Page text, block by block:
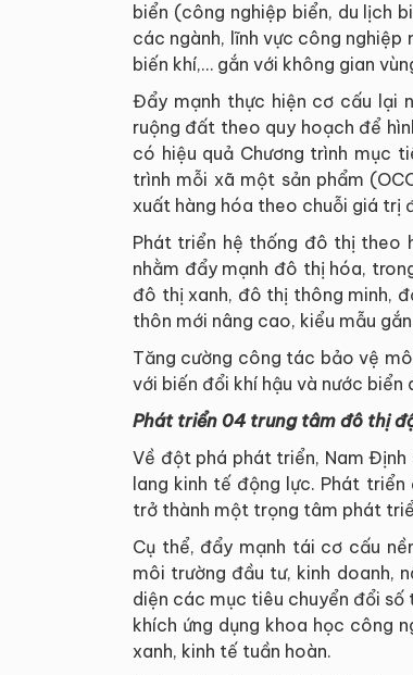
biển (công nghiệp biển, du lịch
các ngành, lĩnh vực công nghiệp
biến khí,… gắn với không gian
Đẩy mạnh thực hiện cơ cấu lại
ruộng đất theo quy hoạch để
có hiệu quả Chương trình mục
trình mỗi xã một sản phẩm
xuất hàng hóa theo chuỗi giá trị
Phát triển hệ thống đô thị theo
nhằm đẩy mạnh đô thị hóa,
đô thị xanh, đô thị thông minh,
thôn mới nâng cao, kiểu mẫu
Tăng cường công tác bảo vệ
với biến đổi khí hậu và nước biển
Phát triển 04 trung tâm đô thị
Về đột phá phát triển, Nam
lang kinh tế động lực. Phát
trở thành một trọng tâm phát
Cụ thể, đẩy mạnh tái cơ cấu
môi trường đầu tư, kinh doanh,
diện các mục tiêu chuyển đổi số
khích ứng dụng khoa học công
xanh, kinh tế tuần hoàn.